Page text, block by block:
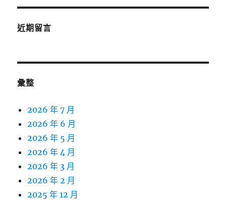
近期留言
彙整
2026 年 7 月
2026 年 6 月
2026 年 5 月
2026 年 4 月
2026 年 3 月
2026 年 2 月
2025 年 12 月